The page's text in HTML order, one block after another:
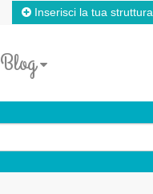
Inserisci la tua struttura
Blog